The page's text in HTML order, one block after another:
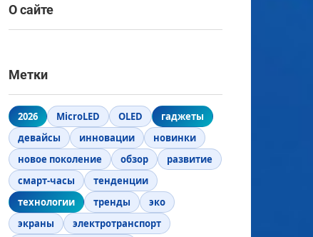
О сайте
Метки
2026 MicroLED OLED
гаджеты
девайсы
инновации
новинки
новое поколение
обзор
развитие
смарт-часы
тенденции
технологии
тренды
эко
экраны
электротранспорт